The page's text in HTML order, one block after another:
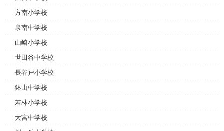
方南小学校
泉南中学校
山崎小学校
世田谷中学校
長谷戸小学校
鉢山中学校
若林小学校
大宮中学校